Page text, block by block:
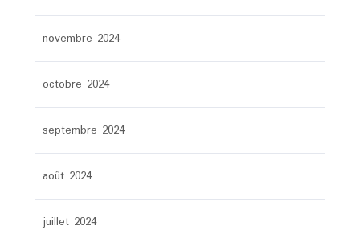
novembre 2024
octobre 2024
septembre 2024
août 2024
juillet 2024